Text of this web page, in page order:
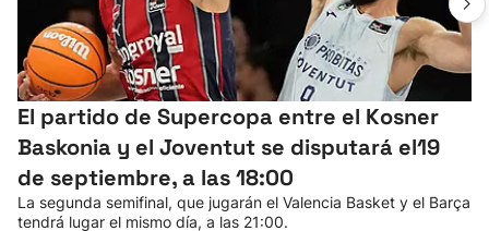
El partido de Supercopa entre el Kosner
Baskonia y el Joventut se disputará el19
de septiembre, a las 18:00
La segunda semifinal, que jugarán el Valencia Basket y el Barça
tendrá lugar el mismo día, a las 21:00.